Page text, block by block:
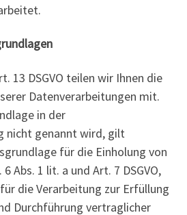
13 DSGVO teilen wir Ihnen die
Datenverarbeitungen mit.
in der
nicht genannt wird, gilt
für die Einholung von
Abs. 1 lit. a und Art. 7 DSGVO,
die Verarbeitung zur Erfüllung
Durchführung vertraglicher